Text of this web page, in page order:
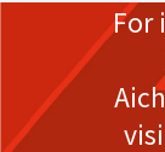
For